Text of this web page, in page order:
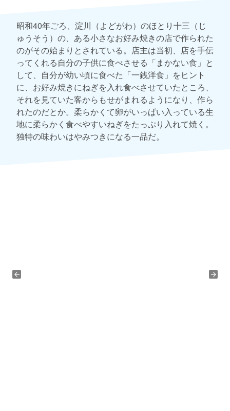
昭和40年ごろ、淀川（よどがわ）のほとり十三（じ
ゅうそう）の、ある小さなお好み焼きの店で作られた
のがその始まりとされている。店主は当初、店を手伝
ってくれる自分の子供に食べさせる「まかない食」と
して、自分が幼い頃に食べた「一銭洋食」をヒント
に、お好み焼きにねぎを入れ食べさせていたところ、
それを見ていた客からもせがまれるようになり、作ら
れたのだとか。柔らかくて卵がいっぱい入っている生
地に柔らかく食べやすいねぎをたっぷり入れて焼く。
独特の味わいはやみつきになる一品だ。